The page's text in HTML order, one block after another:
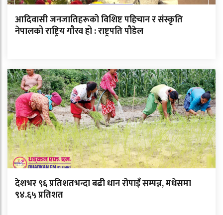
आदिवासी जनजातिहरूको विशिष्ट पहिचान र संस्कृति
नेपालको राष्ट्रिय गौरव हो : राष्ट्रपति पौडेल
देशभर ९६ प्रतिशतभन्दा बढी धान रोपाइँ सम्पन्न, मधेसमा
९४.६५ प्रतिशत